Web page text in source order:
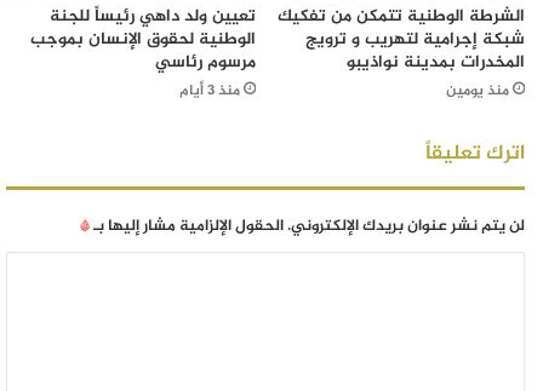
الشرطة الوطنية تتمكن من تفكيك
شبكة إجرامية لتهريب و ترويج
المخدرات بمدينة نواذيبو
منذ يومين
تعيين ولد داهي رئيساً للجنة
الوطنية لحقوق الإنسان بموجب
مرسوم رئاسي
منذ 3 أيام
اترك تعليقاً
لن يتم نشر عنوان بريدك الإلكتروني.الحقول الإلزامية مشار إليها بـ*